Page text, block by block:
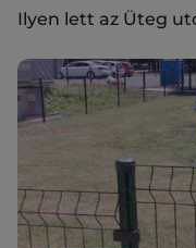
Ilyen lett az Üteg